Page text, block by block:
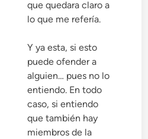
que quedara claro a
lo que me refería.
Y ya esta, si esto
puede ofender a
alguien… pues no lo
entiendo. En todo
caso, si entiendo
que también hay
miembros de la